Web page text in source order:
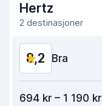
Bilens renslighet
Bilens tilstand
Hertz
2 destinasjoner
8,2 Bra
694 kr – 1 190 kr